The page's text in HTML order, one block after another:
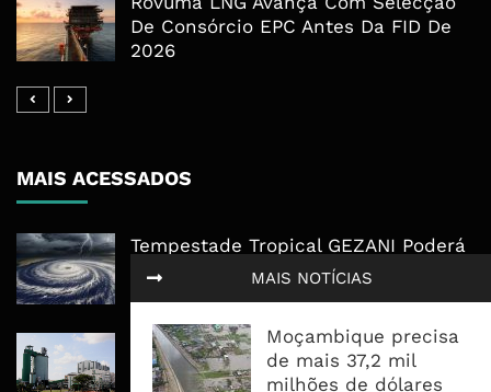
MAIS NOTÍCIAS
Moçambique precisa
de mais 37,2 mil
milhões de dólares
De Consórcio EPC Antes Da FID De
2026
MAIS ACESSADOS
Tempestade Tropical GEZANI Poderá
Afectar Mais De Um Milhão De
Governo admite nova operadora
para a Mozal após suspensão das